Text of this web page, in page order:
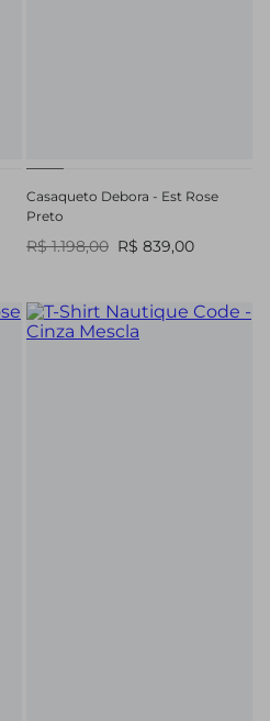
Casaqueto Debora - Est Rose
Preto
R$ 1.198,00 R$ 839,00